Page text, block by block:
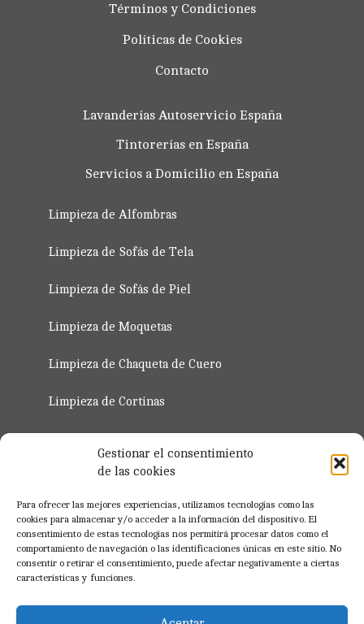
Gestionar el consentimiento
de las cookies
Para ofrecer las mejores experiencias, utilizamos tecnologías como las
cookies para almacenar y/o acceder a la información del dispositivo. El
consentimiento de estas tecnologías nos permitirá procesar datos como el
comportamiento de navegación o las identificaciones únicas en este sitio. No
consentir o retirar el consentimiento, puede afectar negativamente a ciertas
características y funciones.
Términos y Condiciones
Políticas de Cookies
Contacto
Lavanderías Autoservicio España
Tintorerías en España
Servicios a Domicilio en España
Limpieza de Alfombras
Limpieza de Sofás de Tela
Limpieza de Sofás de Piel
Limpieza de Moquetas
Limpieza de Chaqueta de Cuero
Limpieza de Cortinas
Registrate Ahora